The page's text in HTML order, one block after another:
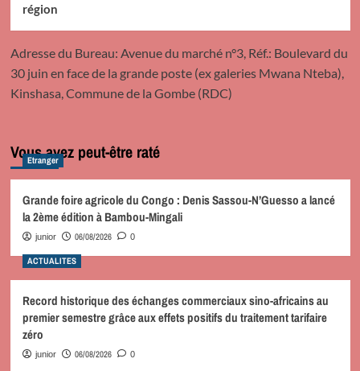
région
Adresse du Bureau: Avenue du marché n°3, Réf.: Boulevard du
30 juin en face de la grande poste (ex galeries Mwana Nteba),
Kinshasa, Commune de la Gombe (RDC)
Vous avez peut-être raté
Etranger
Grande foire agricole du Congo : Denis Sassou-N’Guesso a lancé
la 2ème édition à Bambou-Mingali
junior 06/08/2026 0
ACTUALITES
Record historique des échanges commerciaux sino-africains au
premier semestre grâce aux effets positifs du traitement tarifaire
zéro
junior 06/08/2026 0